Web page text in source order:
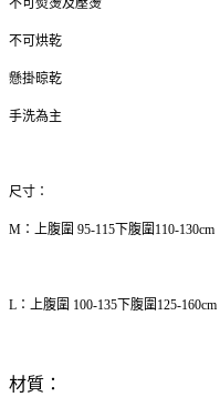
不可熨燙及壓燙
不可烘乾
懸掛晾乾
手洗為主
尺寸：
M：上腹圍 95-115下腹圍110-130cm
L：上腹圍 100-135下腹圍125-160cm
材質：